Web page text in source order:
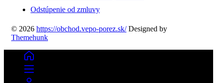
Odstúpenie od zmluvy
© 2026 https://obchod.vepo-porez.sk/ Designed by
Themehunk